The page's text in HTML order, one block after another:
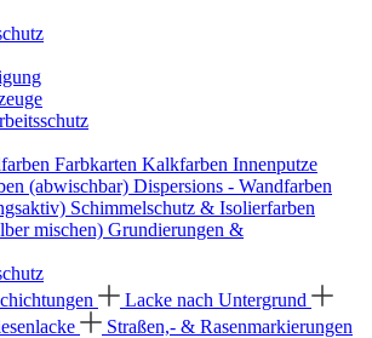
Farbkarten Kalkfarben Innenputze
(abwischbar) Dispersions - Wandfarben
Schimmelschutz & Isolierfarben
mischen) Grundierungen &
Lacke nach Untergrund
Straßen,- & Rasenmarkierungen